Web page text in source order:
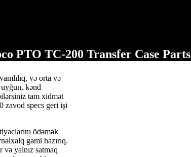
PTO TC-200 Transfer Case Parts
və orta və
kənd
tam xidmət
zavod specs geri işi
ödəmək
gəmi hazırıq.
yalnız satmaq